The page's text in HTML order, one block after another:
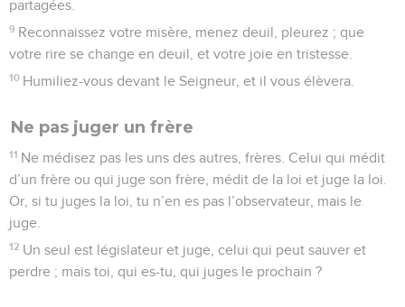
reçu les pluies de la première et de l’arrière saison.
8 Vous aussi prenez patience, affermissez vos cœurs, car
l’avènement du Seigneur est proche.
9 Ne vous plaignez pas les uns des autres, frères, afin que
porte.
10 Prenez, mes frères, pour modèles de souffrance et de
patience les prophètes qui ont parlé au nom du Seigneur.
11 Voici : nous disons bienheureux ceux qui ont tenu ferme.
Vous avez entendu parler de la fermeté de Job, et vous avez
vu la fin que le Seigneur lui accorda, car le Seigneur est plein
de compassion et de miséricorde.